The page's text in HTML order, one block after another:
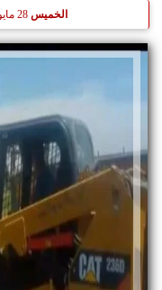
الخميس 28 مايو 2026